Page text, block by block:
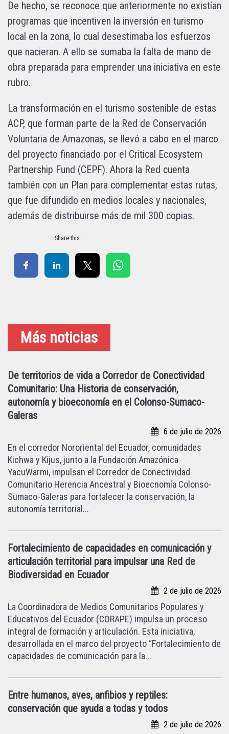
De hecho, se reconoce que anteriormente no existían
programas que incentiven la inversión en turismo
local en la zona, lo cual desestimaba los esfuerzos
que nacieran. A ello se sumaba la falta de mano de
obra preparada para emprender una iniciativa en este
rubro.
La transformación en el turismo sostenible de estas
ACP, que forman parte de la Red de Conservación
Voluntaria de Amazonas, se llevó a cabo en el marco
del proyecto financiado por el Critical Ecosystem
Partnership Fund (CEPF). Ahora la Red cuenta
también con un Plan para complementar estas rutas,
que fue difundido en medios locales y nacionales,
además de distribuirse más de mil 300 copias.
Share this…
Más noticias
De territorios de vida a Corredor de Conectividad
Comunitario: Una Historia de conservación,
autonomía y bioeconomía en el Colonso-Sumaco-
Galeras
6 de julio de 2026
En el corredor Nororiental del Ecuador, comunidades
Kichwa y Kijus, junto a la Fundación Amazónica
YacuWarmi, impulsan el Corredor de Conectividad
Comunitario Herencia Ancestral y Bioecnomía Colonso-
Sumaco-Galeras para fortalecer la conservación, la
autonomía territorial...
Fortalecimiento de capacidades en comunicación y
articulación territorial para impulsar una Red de
Biodiversidad en Ecuador
2 de julio de 2026
La Coordinadora de Medios Comunitarios Populares y
Educativos del Ecuador (CORAPE) impulsa un proceso
integral de formación y articulación. Esta iniciativa,
desarrollada en el marco del proyecto “Fortalecimiento de
capacidades de comunicación para la...
Entre humanos, aves, anfibios y reptiles:
conservación que ayuda a todas y todos
2 de julio de 2026